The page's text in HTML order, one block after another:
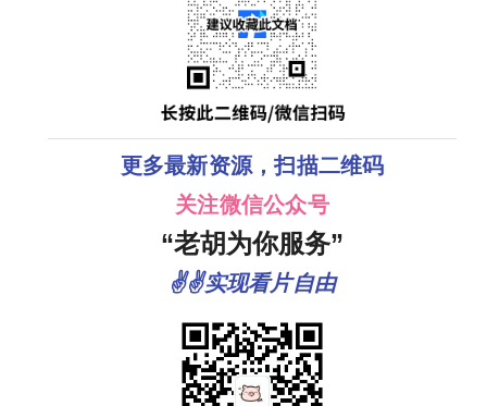
更多最新资源，扫描二维码
关注微信公众号
“老胡为你服务”
✌✌实现看片自由